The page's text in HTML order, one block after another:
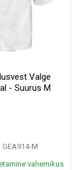
Valge
- Suurus M
GEA914-M
vahemikus